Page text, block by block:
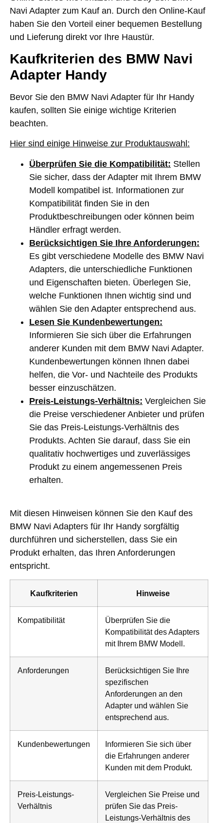
Navi Adapter zum Kauf an. Durch den Online-Kauf
haben Sie den Vorteil einer bequemen Bestellung
und Lieferung direkt vor Ihre Haustür.
Kaufkriterien des BMW Navi
Adapter Handy
Bevor Sie den BMW Navi Adapter für Ihr Handy
kaufen, sollten Sie einige wichtige Kriterien
beachten.
Hier sind einige Hinweise zur Produktauswahl:
Überprüfen Sie die Kompatibilität: Stellen
Sie sicher, dass der Adapter mit Ihrem BMW
Modell kompatibel ist. Informationen zur
Kompatibilität finden Sie in den
Produktbeschreibungen oder können beim
Händler erfragt werden.
Berücksichtigen Sie Ihre Anforderungen:
Es gibt verschiedene Modelle des BMW Navi
Adapters, die unterschiedliche Funktionen
und Eigenschaften bieten. Überlegen Sie,
welche Funktionen Ihnen wichtig sind und
wählen Sie den Adapter entsprechend aus.
Lesen Sie Kundenbewertungen:
Informieren Sie sich über die Erfahrungen
anderer Kunden mit dem BMW Navi Adapter.
Kundenbewertungen können Ihnen dabei
helfen, die Vor- und Nachteile des Produkts
besser einzuschätzen.
Preis-Leistungs-Verhältnis: Vergleichen Sie
die Preise verschiedener Anbieter und prüfen
Sie das Preis-Leistungs-Verhältnis des
Produkts. Achten Sie darauf, dass Sie ein
qualitativ hochwertiges und zuverlässiges
Produkt zu einem angemessenen Preis
erhalten.
Mit diesen Hinweisen können Sie den Kauf des
BMW Navi Adapters für Ihr Handy sorgfältig
durchführen und sicherstellen, dass Sie ein
Produkt erhalten, das Ihren Anforderungen
entspricht.
Kaufkriterien Hinweise
Kompatibilität
Überprüfen Sie die
Kompatibilität des Adapters
mit Ihrem BMW Modell.
Anforderungen
Berücksichtigen Sie Ihre
spezifischen
Anforderungen an den
Adapter und wählen Sie
entsprechend aus.
Kundenbewertungen
Informieren Sie sich über
die Erfahrungen anderer
Kunden mit dem Produkt.
Preis-Leistungs-
Verhältnis
Vergleichen Sie Preise und
prüfen Sie das Preis-
Leistungs-Verhältnis des